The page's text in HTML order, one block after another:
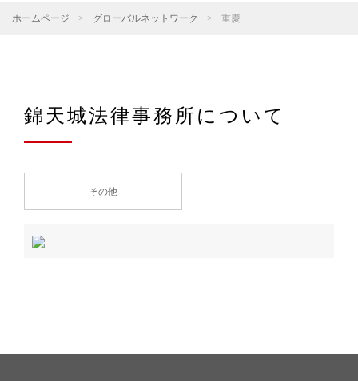
ホームページ > グローバルネットワーク > 重慶
錦天城法律事務所について
その他